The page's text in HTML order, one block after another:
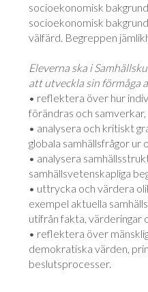
socioekonomisk
socioekonomisk
välfärd. Begreppen
Eleverna ska i
att utveckla sin förmåga
• reflektera över hur
förändras och samverkar,
• analysera och kritiskt
globala samhällsfrågor ur
• analysera
samhällsvetenskapliga
• uttrycka och värdera
exempel aktuella
utifrån fakta, värderingar
• reflektera över
demokratiska värden,
beslutsprocesser.